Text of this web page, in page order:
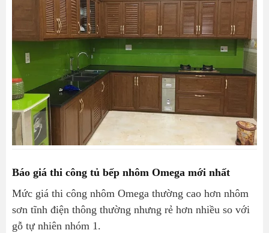
Báo giá thi công tủ bếp nhôm Omega mới nhất
Mức giá thi công nhôm Omega thường cao hơn nhôm
sơn tĩnh điện thông thường nhưng rẻ hơn nhiều so với
gỗ tự nhiên nhóm 1.